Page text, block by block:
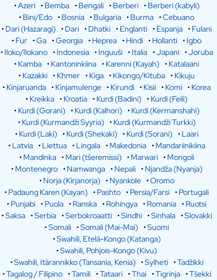
•Azeri •Bemba •Bengali •Berberi •Berberi (kabyli)
•Bini/Edo •Bosnia •Bulgaria •Burma •Cebuano
•Dari (Hazaragi) •Dari •Dhatki •Englanti •Espanja •Fulani
•Fur •Ga •Georgia •Heprea •Hindi •Hollanti •Igbo
•Iloko/Ilokano •Indonesia •Inguuši •Italia •Japani •Joruba
•Kamba •Kantoninkiina •Karenni (Kayah) •Katalaani
•Kazakki •Khmer •Kiga •Kikongo/Kituba •Kikuju
•Kinjaruanda •Kinjamulenge •Kirundi •Kisii •Komi •Korea
•Kreikka •Kroatia •Kurdi (Badini) •Kurdi (Feili)
•Kurdi (Gorani) •Kurdi (Kalhori) •Kurdi (Kermanshahi)
•Kurdi (Kurmandži Syyria) •Kurdi (Kurmandži Turkki)
•Kurdi (Laki) •Kurdi (Shekaki) •Kurdi (Sorani) •Laari
•Latvia •Liettua •Lingala •Makedonia •Mandariinikiina
•Mandinka •Mari (tšeremissi) •Marwari •Mongoli
•Montenegro •Namwanga •Nepali •Njandža (Nyanja)
•Norja (Kirjanorja) •Nyankole •Oromo
•Padaung Karen (Kayan) •Pashto •Persia/Farsi •Portugali
•Punjabi •Puola •Ranska •Rohingya •Romania •Ruotsi
•Saksa •Serbia •Serbokroaatti •Sindhi •Sinhala •Slovakki
•Somali •Somali (Mai-Mai) •Suomi
•Swahili, Etelä-Kongo (Katanga)
•Swahili, Pohjois-Kongo (Kivu)
•Swahili, Itärannikko (Tansania, Kenia) •Sylheti •Tadžikki
•Tagalog / Filipino •Tamili •Tataari •Thai •Tigrinja •Tšekki